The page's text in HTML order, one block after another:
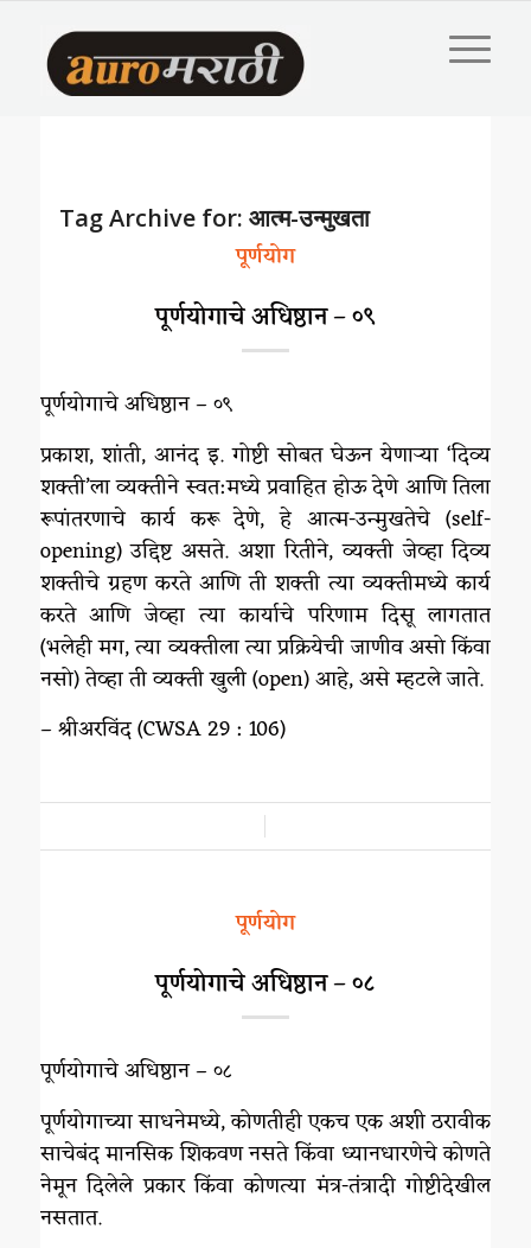
Tag Archive for: आत्म-उन्मुखता
पूर्णयोग
पूर्णयोगाचे अधिष्ठान – ०९
पूर्णयोगाचे अधिष्ठान – ०९
प्रकाश, शांती, आनंद इ. गोष्टी सोबत घेऊन येणाऱ्या ‘दिव्य
शक्ती’ला व्यक्तीने स्वत:मध्ये प्रवाहित होऊ देणे आणि तिला
रूपांतरणाचे कार्य करू देणे, हे आत्म-उन्मुखतेचे (self-
opening) उद्दिष्ट असते. अशा रितीने, व्यक्ती जेव्हा दिव्य
शक्तीचे ग्रहण करते आणि ती शक्ती त्या व्यक्तीमध्ये कार्य
करते आणि जेव्हा त्या कार्याचे परिणाम दिसू लागतात
(भलेही मग, त्या व्यक्तीला त्या प्रक्रियेची जाणीव असो किंवा
नसो) तेव्हा ती व्यक्ती खुली (open) आहे, असे म्हटले जाते.
– श्रीअरविंद (CWSA 29 : 106)
पूर्णयोग
पूर्णयोगाचे अधिष्ठान – ०८
पूर्णयोगाचे अधिष्ठान – ०८
पूर्णयोगाच्या साधनेमध्ये, कोणतीही एकच एक अशी ठरावीक
साचेबंद मानसिक शिकवण नसते किंवा ध्यानधारणेचे कोणते
नेमून दिलेले प्रकार किंवा कोणत्या मंत्र-तंत्रादी गोष्टीदेखील
नसतात.